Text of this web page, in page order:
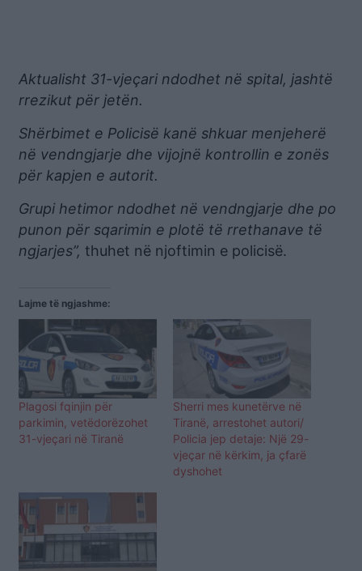
Aktualisht 31-vjeçari ndodhet në spital, jashtë
rrezikut për jetën.
Shërbimet e Policisë kanë shkuar menjeherë
në vendngjarje dhe vijojnë kontrollin e zonës
për kapjen e autorit.
Grupi hetimor ndodhet në vendngjarje dhe po
punon për sqarimin e plotë të rrethanave të
ngjarjes”, thuhet në njoftimin e policisë.
Lajme të ngjashme:
Plagosi fqinjin për
parkimin, vetëdorëzohet
31-vjeçari në Tiranë
Sherri mes kunetërve në
Tiranë, arrestohet autori/
Policia jep detaje: Një 29-
vjeçar në kërkim, ja çfarë
dyshohet